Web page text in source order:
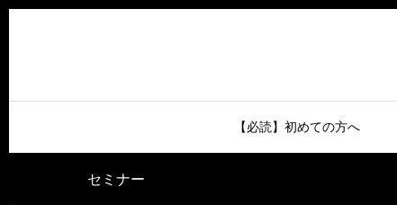
【必読】初めての方へ
セミナー